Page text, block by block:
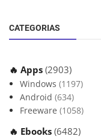
CATEGORIAS
🔥 Apps (2903)
Windows (1197)
Android (634)
Freeware (1058)
🔥 Ebooks (6482)